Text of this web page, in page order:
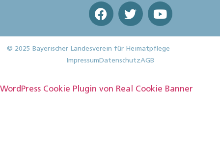
© 2025 Bayerischer Landesverein für Heimatpflege
ImpressumDatenschutzAGB
WordPress Cookie Plugin von Real Cookie Banner